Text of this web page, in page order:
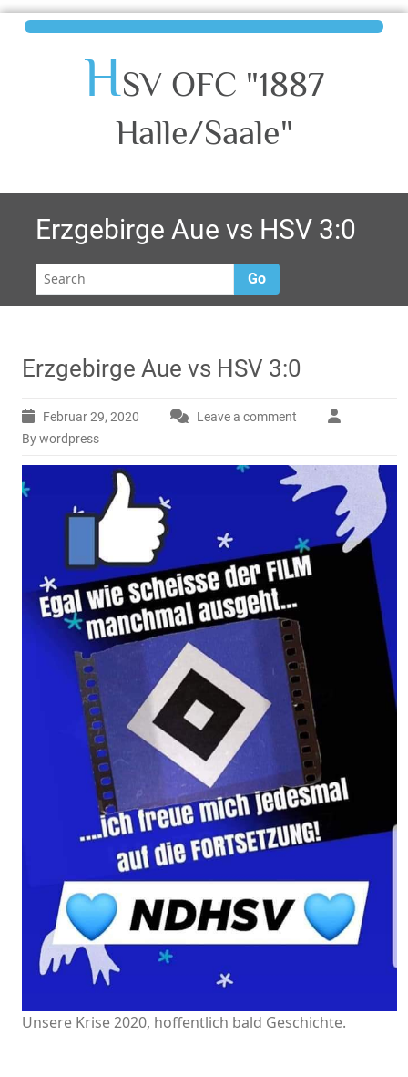
HSV OFC "1887
Halle/Saale"
Erzgebirge Aue vs HSV 3:0
Go
Erzgebirge Aue vs HSV 3:0
Februar 29, 2020
Leave a comment
By wordpress
Unsere Krise 2020, hoffentlich bald Geschichte.